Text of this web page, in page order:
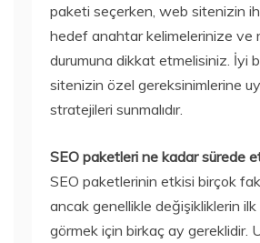
paketi seçerken, web sitenizin
hedef anahtar kelimelerinize ve
durumuna dikkat etmelisiniz. İyi
sitenizin özel gereksinimlerine
stratejileri sunmalıdır.
SEO paketleri ne kadar sürede
SEO paketlerinin etkisi birçok
ancak genellikle değişikliklerin
görmek için birkaç ay gereklidir.